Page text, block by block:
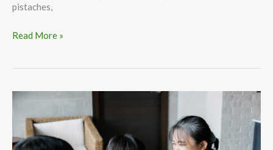
pistaches,
Read More »
En
época
mundialista,